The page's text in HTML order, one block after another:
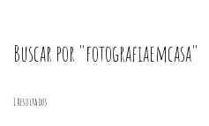
Buscar por "fotografiaemcasa"
1Resultados